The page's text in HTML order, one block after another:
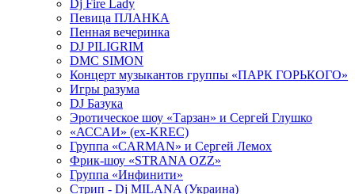
Dj Fire Lady
Певица ПЛАНКА
Пенная вечеринка
DJ PILIGRIM
DMC SIMON
Концерт музыкантов группы «ПАРК ГОРЬКОГО»
Игры разума
DJ Базука
Эротическое шоу «Тарзан» и Сергей Глушко
«АССАИ» (ex-KREC)
Группа «CARMAN» и Сергей Лемох
Фрик-шоу «STRANA OZZ»
Группа «Инфинити»
Стрип - Dj MILANA (Украина)